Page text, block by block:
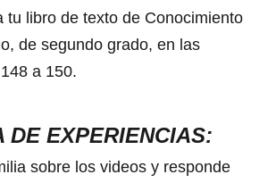
tu libro de texto de Conocimiento
de segundo grado, en las
a 150.
DE EXPERIENCIAS:
sobre los videos y responde